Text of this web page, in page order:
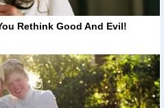
Rethink Good And Evil!